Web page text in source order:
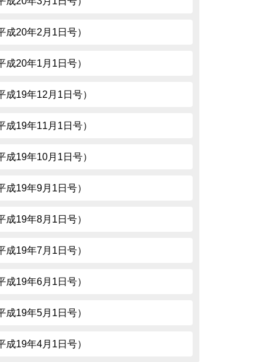
20年2月1日号）
20年1月1日号）
19年12月1日号）
19年11月1日号）
19年10月1日号）
19年9月1日号）
19年8月1日号）
19年7月1日号）
19年6月1日号）
19年5月1日号）
19年4月1日号）